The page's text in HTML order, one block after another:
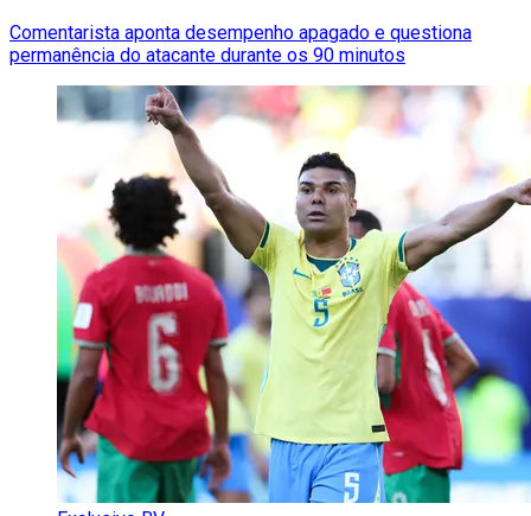
Comentarista aponta desempenho apagado e questiona
permanência do atacante durante os 90 minutos